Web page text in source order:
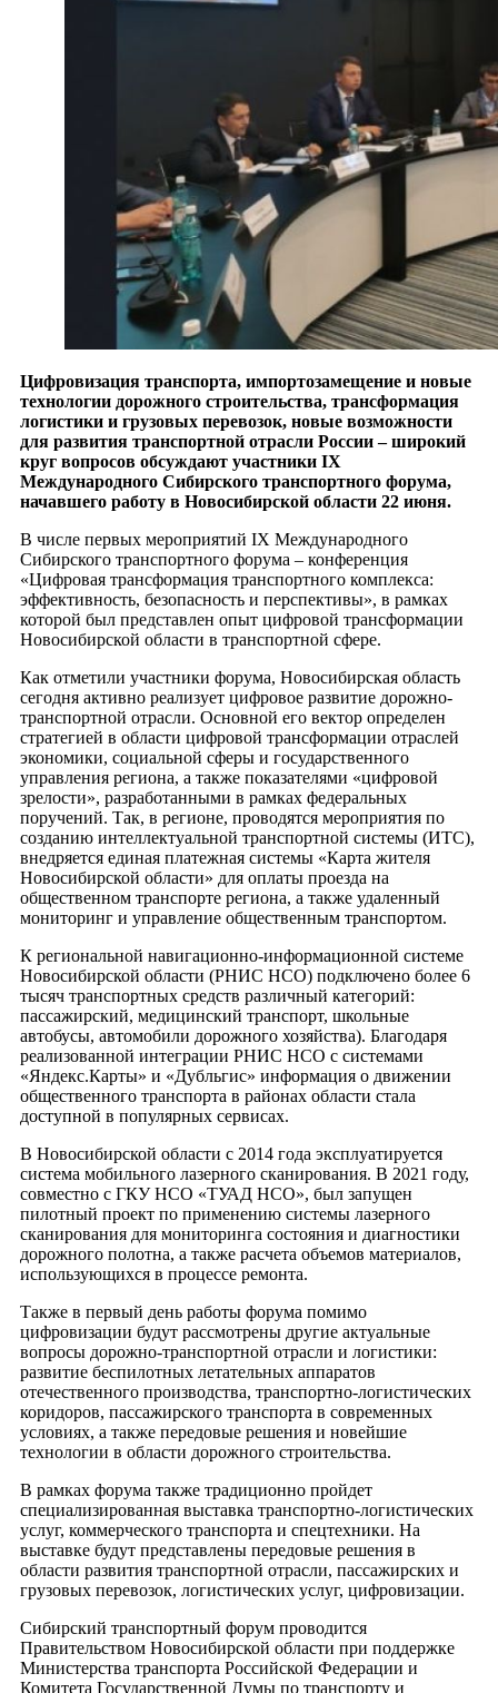
Цифровизация транспорта, импортозамещение и новые
технологии дорожного строительства, трансформация
логистики и грузовых перевозок, новые возможности
для развития транспортной отрасли России – широкий
круг вопросов обсуждают участники IX
Международного Сибирского транспортного форума,
начавшего работу в Новосибирской области 22 июня.
В числе первых мероприятий IX Международного
Сибирского транспортного форума – конференция
«Цифровая трансформация транспортного комплекса:
эффективность, безопасность и перспективы», в рамках
которой был представлен опыт цифровой трансформации
Новосибирской области в транспортной сфере.
Как отметили участники форума, Новосибирская область
сегодня активно реализует цифровое развитие дорожно-
транспортной отрасли. Основной его вектор определен
стратегией в области цифровой трансформации отраслей
экономики, социальной сферы и государственного
управления региона, а также показателями «цифровой
зрелости», разработанными в рамках федеральных
поручений. Так, в регионе, проводятся мероприятия по
созданию интеллектуальной транспортной системы (ИТС),
внедряется единая платежная системы «Карта жителя
Новосибирской области» для оплаты проезда на
общественном транспорте региона, а также удаленный
мониторинг и управление общественным транспортом.
К региональной навигационно-информационной системе
Новосибирской области (РНИС НСО) подключено более 6
тысяч транспортных средств различный категорий:
пассажирский, медицинский транспорт, школьные
автобусы, автомобили дорожного хозяйства). Благодаря
реализованной интеграции РНИС НСО с системами
«Яндекс.Карты» и «Дубльгис» информация о движении
общественного транспорта в районах области стала
доступной в популярных сервисах.
В Новосибирской области с 2014 года эксплуатируется
система мобильного лазерного сканирования. В 2021 году,
совместно с ГКУ НСО «ТУАД НСО», был запущен
пилотный проект по применению системы лазерного
сканирования для мониторинга состояния и диагностики
дорожного полотна, а также расчета объемов материалов,
использующихся в процессе ремонта.
Также в первый день работы форума помимо
цифровизации будут рассмотрены другие актуальные
вопросы дорожно-транспортной отрасли и логистики:
развитие беспилотных летательных аппаратов
отечественного производства, транспортно-логистических
коридоров, пассажирского транспорта в современных
условиях, а также передовые решения и новейшие
технологии в области дорожного строительства.
В рамках форума также традиционно пройдет
специализированная выставка транспортно-логистических
услуг, коммерческого транспорта и спецтехники. На
выставке будут представлены передовые решения в
области развития транспортной отрасли, пассажирских и
грузовых перевозок, логистических услуг, цифровизации.
Сибирский транспортный форум проводится
Правительством Новосибирской области при поддержке
Министерства транспорта Российской Федерации и
Комитета Государственной Думы по транспорту и